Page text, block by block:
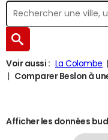
Voir aussi : La Colombe
Comparer Beslon à
Afficher les données